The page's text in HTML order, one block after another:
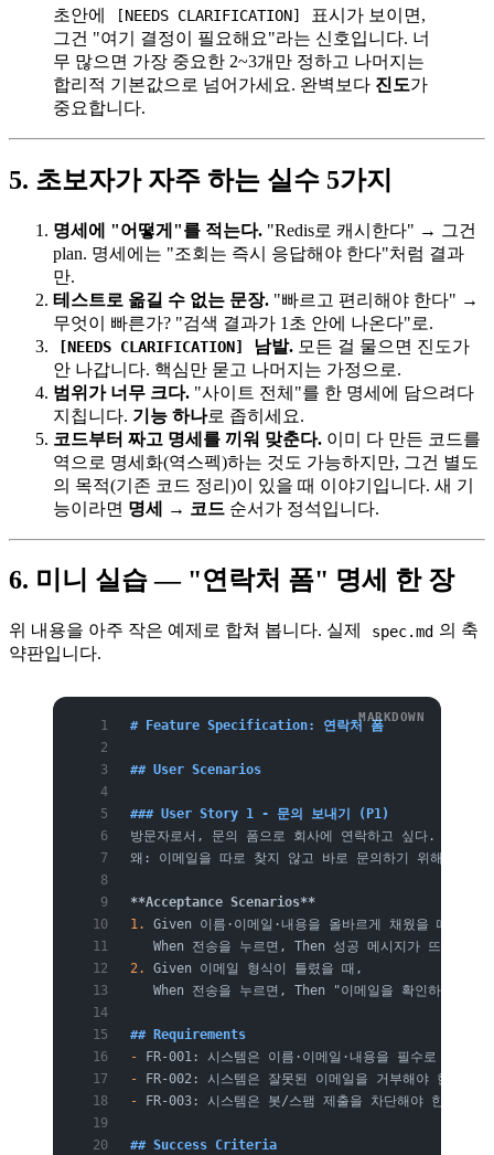
초안에 [NEEDS CLARIFICATION]
표시가 보이면,
그건 "여기 결정이 필요해요"라는 신호입니다. 너
무 많으면 가장 중요한 2~3개만 정하고 나머지는
합리적 기본값으로 넘어가세요. 완벽보다 진도가
중요합니다.
5. 초보자가 자주 하는 실수 5가지
명세에 "어떻게"를 적는다. "Redis로 캐시한다" → 그건
plan. 명세에는 "조회는 즉시 응답해야 한다"처럼 결과
만.
테스트로 옮길 수 없는 문장. "빠르고 편리해야 한다" →
무엇이 빠른가? "검색 결과가 1초 안에 나온다"로.
[NEEDS CLARIFICATION] 남발. 모든 걸 물으면 진도가
안 나갑니다. 핵심만 묻고 나머지는 가정으로.
범위가 너무 크다. "사이트 전체"를 한 명세에 담으려다
지칩니다. 기능 하나로 좁히세요.
코드부터 짜고 명세를 끼워 맞춘다. 이미 다 만든 코드를
역으로 명세화(역스펙)하는 것도 가능하지만, 그건 별도
의 목적(기존 코드 정리)이 있을 때 이야기입니다. 새 기
능이라면 명세 → 코드 순서가 정석입니다.
6. 미니 실습 — "연락처 폼" 명세 한 장
위 내용을 아주 작은 예제로 합쳐 봅니다. 실제 spec.md 의 축
약판입니다.
# Feature Specification: 연락처 폼
## User Scenarios
### User Story 1 - 문의 보내기 (P1)
방문자로서, 문의 폼으로 회사에 연락하고 싶다.
왜: 이메일을 따로 찾지 않고 바로 문의하기 위해.
**Acceptance Scenarios**
1.
Given 이름·이메일·내용을 올바르게 채웠을 때,
When 전송을 누르면, Then 성공 메시지가 뜨고 담당
2.
Given 이메일 형식이 틀렸을 때,
When 전송을 누르면, Then "이메일을 확인하세요"
## Requirements
- FR-001: 시스템은 이름·이메일·내용을 필수로 받아야
- FR-002: 시스템은 잘못된 이메일을 거부해야 한다.
- FR-003: 시스템은 봇/스팸 제출을 차단해야 한다.
## Success Criteria